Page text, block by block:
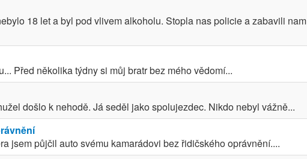
18 let a byl pod vlivem alkoholu. Stopla nas policie a zabavili nam
Před několika týdny si můj bratr bez mého vědomí...
došlo k nehodě. Já seděl jako spolujezdec. Nikdo nebyl vážně...
jsem půjčil auto svému kamarádovi bez řidičského oprávnění....